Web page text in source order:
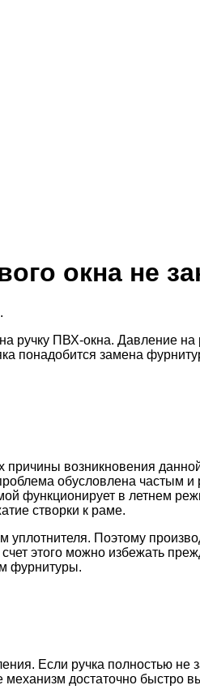
окна не
ручку ПВХ-окна. Давление на
понадобится замена
возникновения
обусловлена частым
функционирует в летнем
створки к раме.
Поэтому
этого можно избежать
фурнитуры.
Если ручка полностью не
достаточно быстро